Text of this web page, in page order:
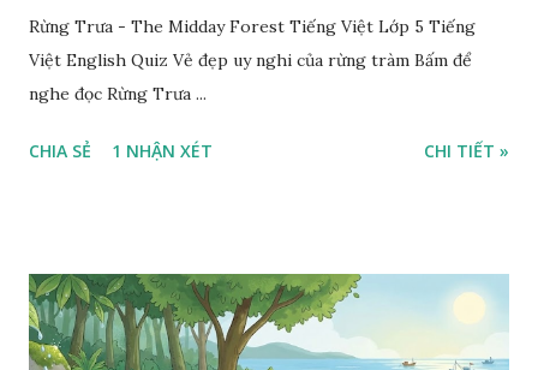
Rừng Trưa - The Midday Forest Tiếng Việt Lớp 5 Tiếng
Việt English Quiz Vẻ đẹp uy nghi của rừng tràm Bấm để
nghe đọc Rừng Trưa ...
CHIA SẺ 1 NHẬN XÉT CHI TIẾT »